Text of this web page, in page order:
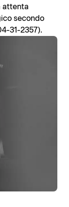
attenta
secondo
31-2357).